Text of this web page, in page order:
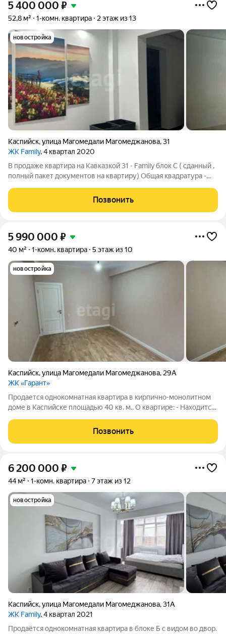
5 400 000 ₽
52,8 м² 1-комн. квартира 2 этаж из 13
новостройка
Каспийск,улица Магомедали Магомеджановa,31
ЖК Family, 4 квартал 2020
В продаже квартира на Кавказкой 31 - Family блок С ( сданный ,
полный пакет документов на квартиру) Общая квадратура -
выполнена чистовая работа в квартире , проводка , и
небольшая
Позвонить
5 990 000 ₽
40 м² 1-комн. квартира 5 этаж из 10
новостройка
Каспийск,улица Магомедали Магомеджановa, 29А
ЖК «Гарант»
Продается однокомнатная квартира в кирпично-монолитном
доме в Каспийске площадью 40 кв. м.. О квартире: - Находится
Свежий, современный ремонт из качественных материалов; -
Установлены счетчики
Позвонить
6 200 000 ₽
44 м² 1-комн. квартира 7 этаж из 12
новостройка
Каспийск,улица Магомедали Магомеджановa,31А
ЖК Family, 4 квартал 2021
Продаётся однокомнатная квартира в блоке Б с видом во двор.